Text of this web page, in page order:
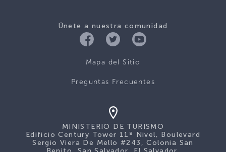
Únete a nuestra comunidad
Mapa del Sitio
Preguntas Frecuentes
MINISTERIO DE TURISMO
Edificio Century Tower 11º Nivel, Boulevard
Sergio Viera De Mello #243, Colonia San